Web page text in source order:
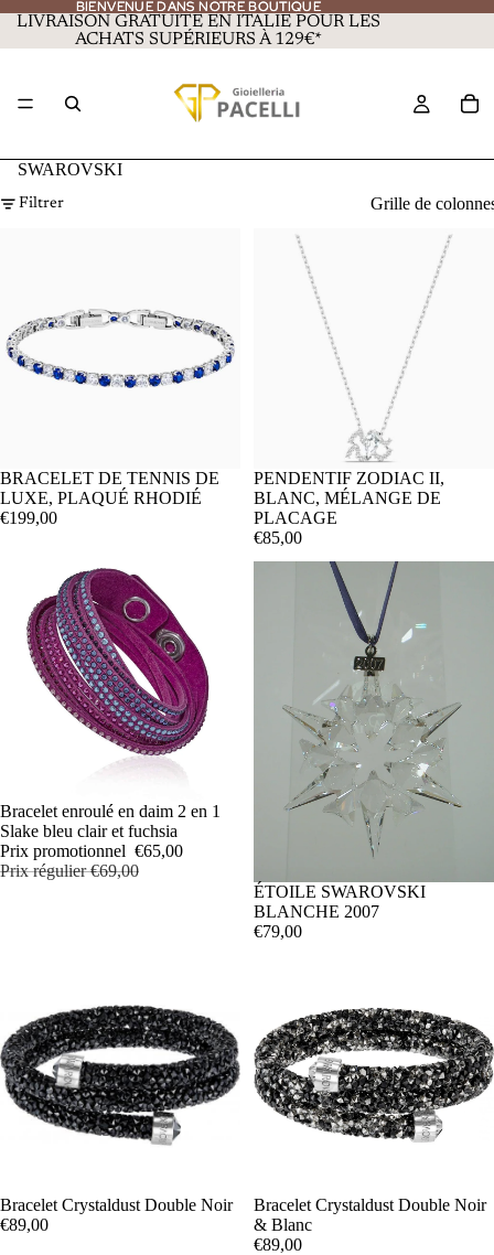
BIENVENUE DANS NOTRE BOUTIQUE
BIENVENUE DANS NOTRE BOUTIQUE
LIVRAISON GRATUITE EN ITALIE POUR LES
ACHATS SUPÉRIEURS À 129€*
SWAROVSKI
Filtrer Grille de
BRACELET DE TENNIS DE
LUXE, PLAQUÉ RHODIÉ
€199,00
PENDENTIF ZODIAC II,
BLANC, MÉLANGE DE
PLACAGE
€85,00
PROMOTION
Bracelet enroulé en daim 2 en 1
Slake bleu clair et fuchsia
Prix promotionnel €65,00
Prix régulier€69,00
ÉTOILE SWAROVSKI
BLANCHE 2007
€79,00
Bracelet Crystaldust Double Noir
€89,00
Bracelet Crystaldust Double Noir
& Blanc
€89,00